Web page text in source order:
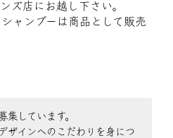
ズ店にお越し下さい。
ャンプーは商品として販売
しています。
ザインへのこだわりを身につ